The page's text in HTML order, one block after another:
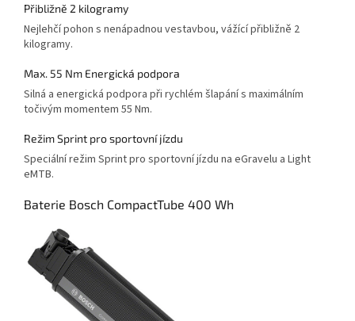
Přibližně 2 kilogramy
Nejlehčí pohon s nenápadnou vestavbou, vážící přibližně 2
kilogramy.
Max. 55 Nm Energická podpora
Silná a energická podpora při rychlém šlapání s maximálním
točivým momentem 55 Nm.
Režim Sprint pro sportovní jízdu
Speciální režim Sprint pro sportovní jízdu na eGravelu a Light
eMTB.
Baterie Bosch CompactTube 400 Wh